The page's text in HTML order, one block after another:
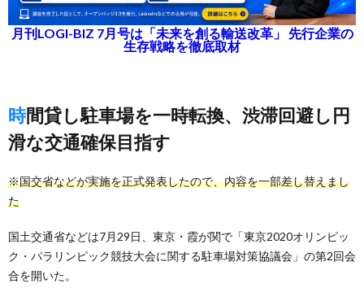
月刊LOGI-BIZ 7月号は「未来を創る輸送改革」 先行企業の
生存戦略を徹底取材
時間貸し駐車場を一時転換、渋滞回避し円
滑な交通確保目指す
※国交省などが実施を正式発表したので、内容を一部差し替えまし
た
国土交通省などは7月29日、東京・霞が関で「東京2020オリンピッ
ク・パラリンピック競技大会に関する駐車場対策協議会」の第2回会
合を開いた。